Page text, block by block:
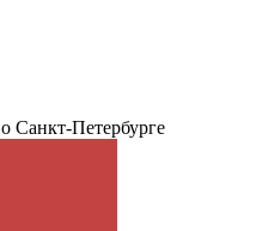
Санкт-Петербурге